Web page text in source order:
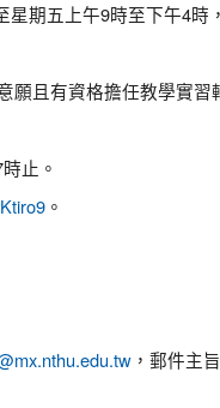
期五上午9時至下午4時
且有資格擔任教學實
止。
。
，郵件主